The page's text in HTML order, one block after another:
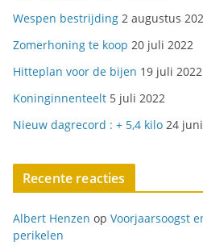
Wespen bestrijding 2 augustus
Zomerhoning te koop 20 juli 2022
Hitteplan voor de bijen 19 juli 2022
Koninginnenteelt 5 juli 2022
Nieuw dagrecord : + 5,4 kilo 24
Recente reacties
Albert Henzen op Voorjaarsoogst
perikelen